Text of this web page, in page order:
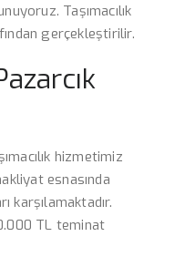
Taşımacılık
gerçekleştirilir.
hizmetimiz
esnasında
karşılamaktadır.
TL teminat